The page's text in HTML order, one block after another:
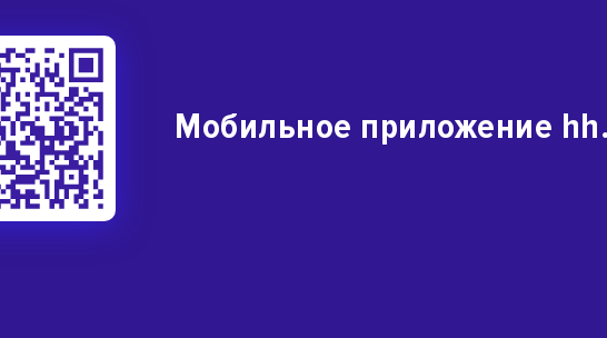
Мобильное приложение